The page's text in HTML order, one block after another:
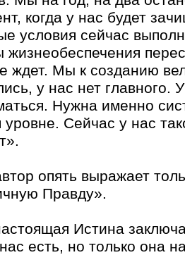
когда у нас будет
условия сейчас
ждет. Мы к созданию
у нас нет главного.
Нужна именно
уровне. Сейчас у нас
опять выражает
Правду».
Истина
есть, но только она